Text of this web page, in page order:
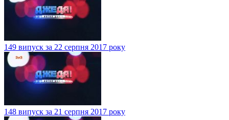
149 випуск за 22 серпня 2017 року
148 випуск за 21 серпня 2017 року